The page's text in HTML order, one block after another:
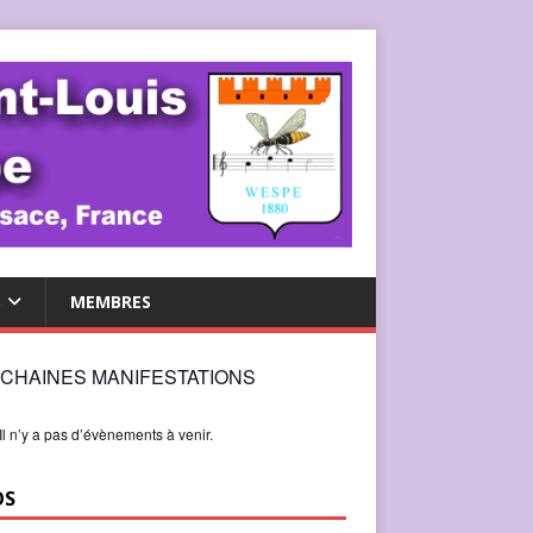
MEMBRES
MANIFESTATIONS
n’y a pas d’évènements à venir.